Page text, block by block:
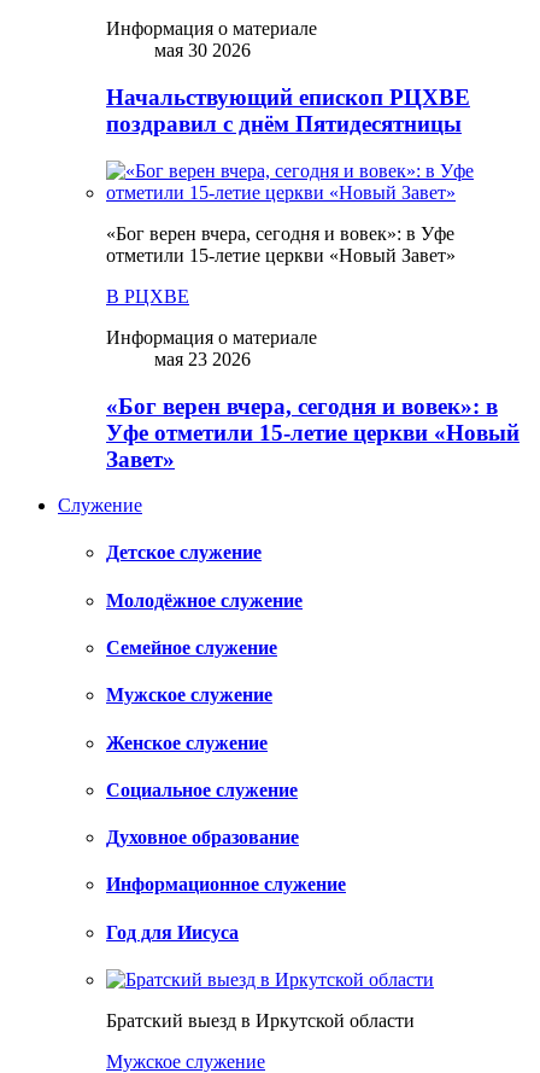
Информация о материале
мая 30 2026
Начальствующий епископ РЦХВЕ
поздравил с днём Пятидесятницы
«Бог верен вчера, сегодня и вовек»: в Уфе
отметили 15-летие церкви «Новый Завет»
В РЦХВЕ
Информация о материале
мая 23 2026
«Бог верен вчера, сегодня и вовек»: в
Уфе отметили 15-летие церкви «Новый
Завет»
Служение
Детское служение
Молодёжное служение
Семейное служение
Мужское служение
Женское служение
Социальное служение
Духовное образование
Информационное служение
Год для Иисуса
Братский выезд в Иркутской области
Мужское служение